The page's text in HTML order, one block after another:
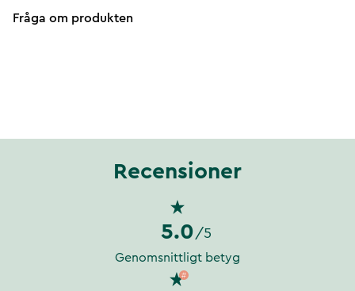
Fråga om produkten
Recensioner
5.0 /5
Genomsnittligt betyg